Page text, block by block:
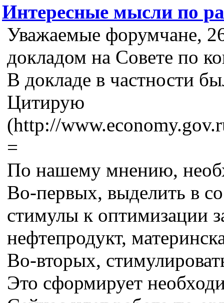
Интересные мысли по
Уважаемые форумчане,
докладом на Совете по
В докладе в частности
Цитирую
(http://
=
По нашему мнению,
Во-первых, выделить в
стимулы к оптимизации
нефтепродукт,
Во-вторых,
Это сформирует